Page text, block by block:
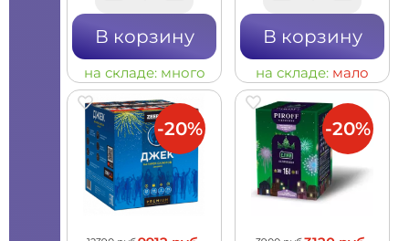
В корзину
на складе: много
В корзину
на складе: мало
-20% -20%